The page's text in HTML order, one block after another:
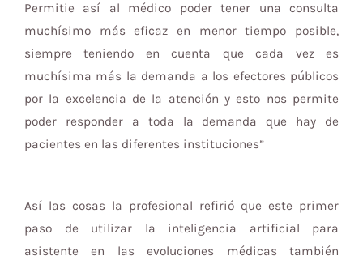
Permitie así al médico poder tener una consulta
muchísimo más eficaz en menor tiempo posible,
siempre teniendo en cuenta que cada vez es
muchísima más la demanda a los efectores públicos
por la excelencia de la atención y esto nos permite
poder responder a toda la demanda que hay de
pacientes en las diferentes instituciones”
Así las cosas la profesional refirió que este primer
paso de utilizar la inteligencia artificial para
asistente en las evoluciones médicas también